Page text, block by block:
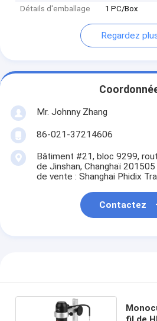
Détails d'emballage
1 PC/Box
Regardez
Mr. Johnny Zhang
86-021-37214606
Bâtiment #21, bloc 9299,
de Jinshan, Changhaï
de vente : Shanghai Phidix
Contactez